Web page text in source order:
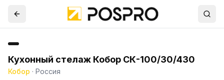
Кухонный стелаж Кобор СК-100/30/430
Кобор · Россия